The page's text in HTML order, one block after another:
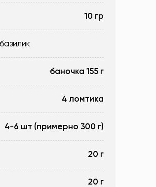
10 гр
баночка 155 г
4 ломтика
4-6 шт (примерно 300 г)
20 г
20 г